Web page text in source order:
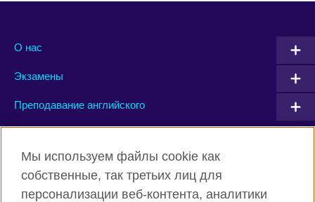
О нас
Экзамены
Преподавание английского
Facebook Twitter
Мы используем файлы cookie как
собственные, так третьих лиц для
персонализации веб-контента, аналитики